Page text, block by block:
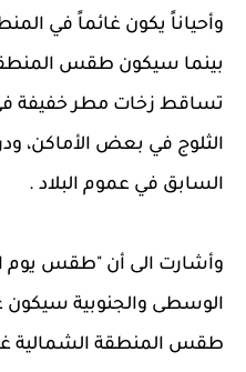
وأحياناً يكون غائماً في
بينما سيكون طقس
تساقط زخات مطر خفيفة
الثلوج في بعض الأماكن،
السابق في عموم البلاد .
وأشارت الى أن "طقس يوم
الوسطى والجنوبية سيكون
طقس المنطقة الشمالية